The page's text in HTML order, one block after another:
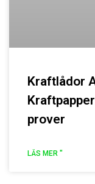
Kraftlådor
prover
LÄS MER "